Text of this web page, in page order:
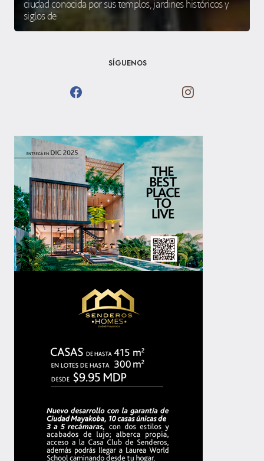
ciudad conocida por sus templos, jardines históricos y
siglos de
SÍGUENOS